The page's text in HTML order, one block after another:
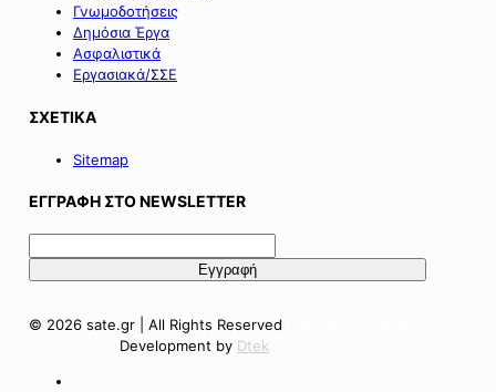
Γνωμοδοτήσεις
Δημόσια Έργα
Ασφαλιστικά
Εργασιακά/ΣΣΕ
ΣΧΕΤΙΚΑ
Sitemap
ΕΓΓΡΑΦΗ ΣΤΟ NEWSLETTER
© 2026 sate.gr | All Rights Reserved
Development by Dtek